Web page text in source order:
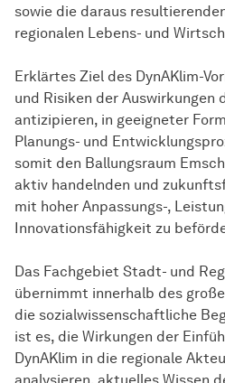
sowie die daraus
regionalen Lebens- und
Erklärtes Ziel des DynAKlim-
und Risiken der Auswirkungen
antizipieren, in geeigneter
Planungs- und
somit den Ballungsraum
aktiv handelnden und
mit hoher Anpassungs-,
Innovationsfähigkeit zu
Das Fachgebiet Stadt- und
übernimmt innerhalb des
die sozialwissenschaftliche
ist es, die Wirkungen der
DynAKlim in die regionale